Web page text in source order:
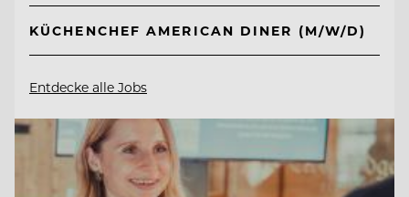
KÜCHENCHEF AMERICAN DINER (M/W/D)
Entdecke alle Jobs